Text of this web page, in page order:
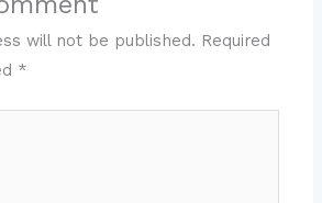
will not be published. Required
*